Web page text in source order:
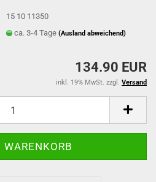
15 10 11350
ca. 3-4 Tage(Ausland abweichend)
134.90 EUR
inkl. 19% MwSt. zzgl. Versand